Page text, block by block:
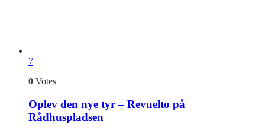
7
0 Votes
Oplev den nye tyr – Revuelto på
Rådhuspladsen